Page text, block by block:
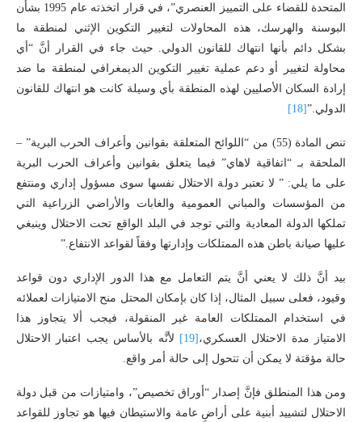
المتحدة للقضاء على التمييز العنصري”، في قرار اتخذته عام 1995 بشأن
البوسنة والهرسك، هذه المحاولات لتغيير التكوين الإثني لمنطقة ما
بشكل دائم بأنها انتهاك للقانون الدولي. حيث جاء في القرار أنَّ “أي
محاولة لتغيير أو دعم عملية تغيير التكوين الديمغرافي لمنطقة ما ضد
إرادة السكان الأصليين لهذه المنطقة بأي وسيلة كانت هو انتهاك للقانون
الدولي.”[18]
تنص المادة (55) من “اللوائح المتعلقة بقوانين وأعراف الحرب البرية” –
الملحقة بـ “اتفاقية لاهاي” فيما يتعلق بقوانين وأعراف الحرب البرية
على ما يلي: ” لا تعتبر دولة الاحتلال نفسھا سوى مسؤول إداري ومنتفع
من المؤسسات والمباني العمومیة والغابات والأراضي الزراعیة التي
تملكھا الدولة المعادیة والتي توجد في البلد الواقع تحت الاحتلال وینبغي
علیھا صیانة باطن ھذه الممتلكات وإدارتھا وفقاً لقواعد الانتفاع.”
بيد أنَّ ذلك لا يعني أنَّ يتم التعامل مع هذا الدور الإداري دون قواعد
وقيود، فعلى سبيل المثال، إذا كان بإمكان المحتل منح الامتيازات لعملائه
في استخدام الممتلكات العامة غير المنقولة، فيجب ألا يتجاوز هذا
الامتياز مدة الاحتلال العسكري،[19]
لأنَّه بالأساس يجب اعتبار الاحتلال
حالة مؤقتة لا يمكن أن تتحول إلى حالة أمر واقع.
ومن هذا المنطلق فإنَّ إصدار “أوراق تخصيص”، وامتيازات من قبل دولة
الاحتلال لتشييد أبنية على أراضٍ عامة والاستيطان فيها هو تجاوز للقواعد